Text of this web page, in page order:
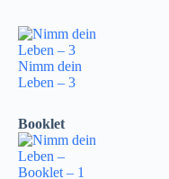
Nimm dein
Leben – 3
Booklet